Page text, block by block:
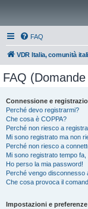
FAQ
VDR Italia, comunità
FAQ
Connessione e
Perché devo registrarmi?
Che cosa è COPPA?
Perché non riesco a
Mi sono registrato ma non
Perché non riesco a
Mi sono registrato tempo
Ho perso la mia password!
Perché vengo disconnesso
Che cosa provoca il
Impostazioni e